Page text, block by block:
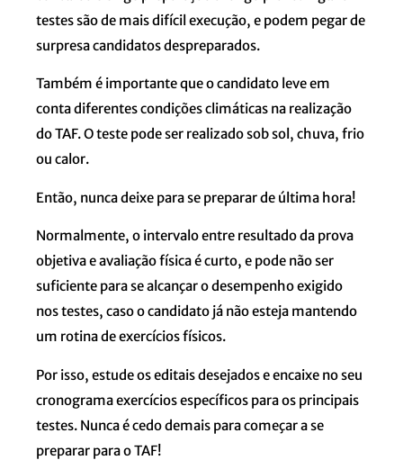
testes são de mais difícil execução, e podem pegar de
surpresa candidatos despreparados.
Também é importante que o candidato leve em
conta diferentes condições climáticas na realização
do TAF. O teste pode ser realizado sob sol, chuva, frio
ou calor.
Então, nunca deixe para se preparar de última hora!
Normalmente, o intervalo entre resultado da prova
objetiva e avaliação física é curto, e pode não ser
suficiente para se alcançar o desempenho exigido
nos testes, caso o candidato já não esteja mantendo
um rotina de exercícios físicos.
Por isso, estude os editais desejados e encaixe no seu
cronograma exercícios específicos para os principais
testes. Nunca é cedo demais para começar a se
preparar para o TAF!